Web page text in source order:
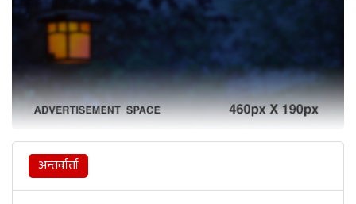
अन्तर्वार्ता